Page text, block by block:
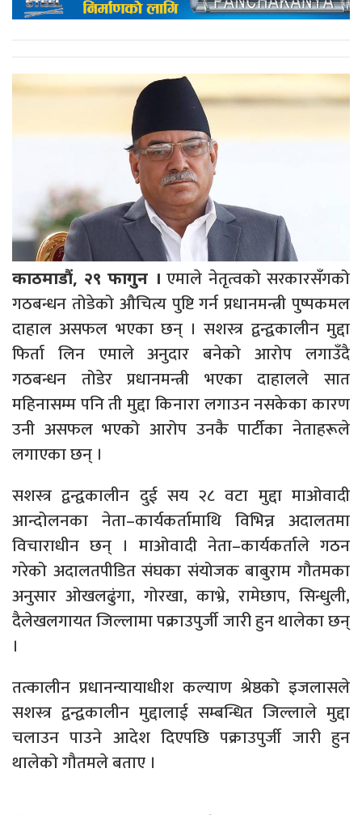
काठमाडौं, २९ फागुन । एमाले नेतृत्वको सरकारसँगको
गठबन्धन तोडेको औचित्य पुष्टि गर्न प्रधानमन्त्री पुष्पकमल
दाहाल असफल भएका छन् । सशस्त्र द्वन्द्वकालीन मुद्दा
फिर्ता लिन एमाले अनुदार बनेको आरोप लगाउँदै
गठबन्धन तोडेर प्रधानमन्त्री भएका दाहालले सात
महिनासम्म पनि ती मुद्दा किनारा लगाउन नसकेका कारण
उनी असफल भएको आरोप उनकै पार्टीका नेताहरूले
लगाएका छन् ।
सशस्त्र द्वन्द्वकालीन दुई सय २८ वटा मुद्दा माओवादी
आन्दोलनका नेता–कार्यकर्तामाथि विभिन्न अदालतमा
विचाराधीन छन् । माओवादी नेता–कार्यकर्ताले गठन
गरेको अदालतपीडित संघका संयोजक बाबुराम गौतमका
अनुसार ओखलढुंगा, गोरखा, काभ्रे, रामेछाप, सिन्धुली,
दैलेखलगायत जिल्लामा पक्राउपुर्जी जारी हुन थालेका छन्
।
तत्कालीन प्रधानन्यायाधीश कल्याण श्रेष्ठको इजलासले
सशस्त्र द्वन्द्वकालीन मुद्दालाई सम्बन्धित जिल्लाले मुद्दा
चलाउन पाउने आदेश दिएपछि पक्राउपुर्जी जारी हुन
थालेको गौतमले बताए ।